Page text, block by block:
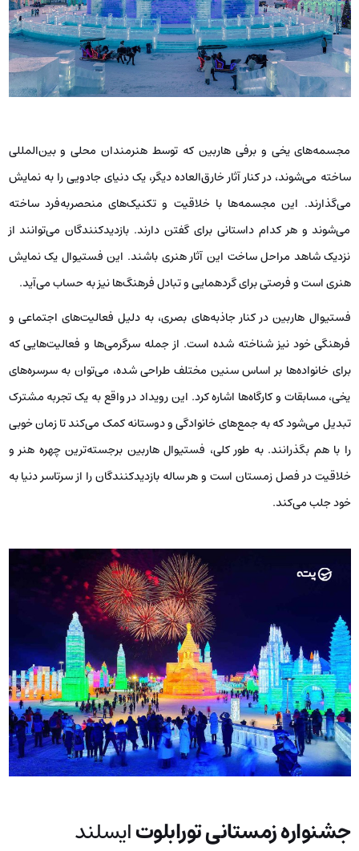
مجسمه‌های یخی و برفی هاربین که توسط هنرمندان محلی و بین‌المللی
ساخته می‌شوند، در کنار آثار خارق‌العاده دیگر، یک دنیای جادویی را به نمایش
می‌گذارند. این مجسمه‌ها با خلاقیت و تکنیک‌های منحصربه‌فرد ساخته
می‌شوند و هر کدام داستانی برای گفتن دارند. بازدیدکنندگان می‌توانند از
نزدیک شاهد مراحل ساخت این آثار هنری باشند. این فستیوال یک نمایش
هنری است و فرصتی برای گردهمایی و تبادل فرهنگ‌ها نیز به حساب می‌آید.
فستیوال هاربین در کنار جاذبه‌های بصری، به دلیل فعالیت‌های اجتماعی و
فرهنگی خود نیز شناخته شده است. از جمله سرگرمی‌ها و فعالیت‌هایی که
برای خانواده‌ها بر اساس سنین مختلف طراحی شده، می‌توان به سرسره‌های
یخی، مسابقات و کارگاه‌ها اشاره کرد. این رویداد در واقع به یک تجربه مشترک
تبدیل می‌شود که به جمع‌های خانوادگی و دوستانه کمک می‌کند تا زمان خوبی
را با هم بگذرانند. به طور کلی، فستیوال هاربین برجسته‌ترین چهره هنر و
خلاقیت در فصل زمستان است و هر ساله بازدیدکنندگان را از سرتاسر دنیا به
خود جلب می‌کند.
جشنواره زمستانی تورابلوتایسلند